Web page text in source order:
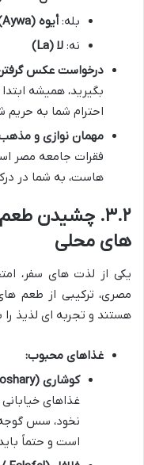
بله:أیوه (Aywa)
نه: لا (La)
درخواست عکس
بگیرید، همیشه
احترام شما به
مهمان نوازی و
فقرات جامعه مصر
هاست، به شما در
۳.۲. چشیدن
های محلی
یکی از لذت های سفر،
مصری، ترکیبی از طعم
هستند و تجربه ای لذیذ را
غذاهای محبوب:
کوشاری (Koshary):
غذاهای
نخود، سس گوجه
است و حتماً